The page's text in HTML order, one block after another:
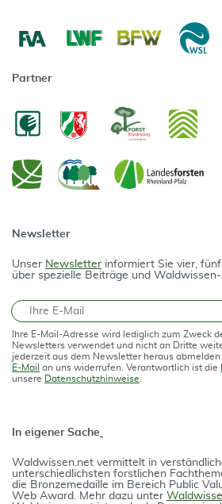
Partner
Newsletter
Unser Newsletter informiert Sie vier,
über spezielle Beiträge und
E-Mail
Ihre E-Mail-Adresse wird lediglich zum Zweck
Newsletters verwendet und nicht an Dritte
jederzeit aus dem Newsletter heraus
E-Mail an uns widerrufen. Verantwortlich ist die
unsere Datenschutzhinweise
In eigener Sache
Waldwissen.net vermittelt in
unterschiedlichsten forstlichen
die Bron­ze­medail­le im Bereich Public
Web Award. Mehr dazu unter